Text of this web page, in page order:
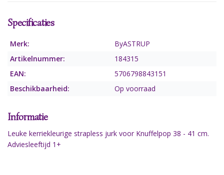
Specificaties
Merk:
ByASTRUP
Artikelnummer:
184315
EAN:
5706798843151
Beschikbaarheid:
Op voorraad
Informatie
Leuke kerriekleurige strapless jurk voor Knuffelpop 38 - 41 cm.
Adviesleeftijd 1+